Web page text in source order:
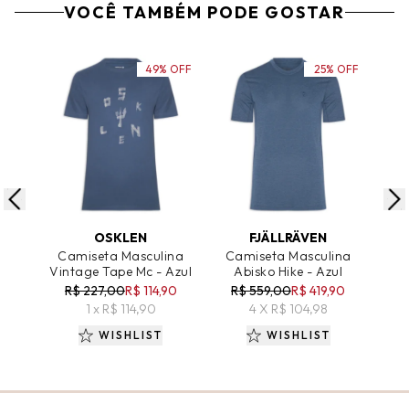
VOCÊ TAMBÉM PODE GOSTAR
ADICIONAR AO CARRINHO
OSKLEN
Camiseta Masculina
Vintage Tape Mc - Azul
R$ 227,00R$ 114,90
1 x R$ 114,90
49% OFF
WISHLIST
ADICIONAR AO CARRINHO
FJÄLLRÄVEN
Camiseta Masculina
Abisko Hike - Azul
R$ 559,00R$ 419,90
4 X R$ 104,98
25% OFF
WISHLIST